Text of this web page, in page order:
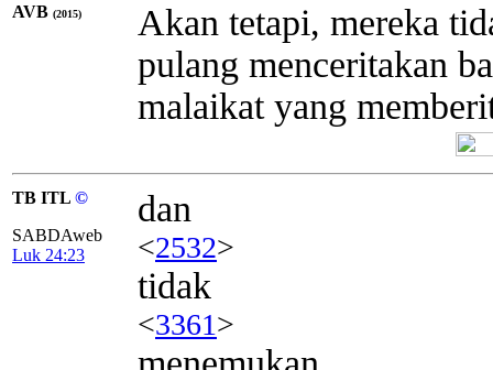
AVB (2015)
Akan tetapi, mereka
pulang menceritakan
malaikat yang
TB ITL ©
SABDAweb
Luk 24:23
dan
<2532>
tidak
<3361>